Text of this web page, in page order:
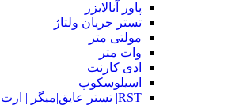
پاور آنالایزر
تستر جریان ولتاژ
مولتی متر
وات متر
ادی کارنت
اسیلوسکوپ
RST| تستر عایق|میگر | ارت سنج